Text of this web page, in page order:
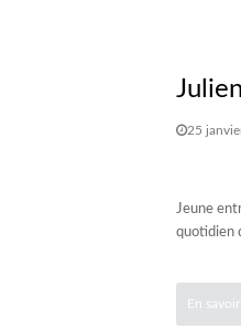
25
Jeune
quotidien
En